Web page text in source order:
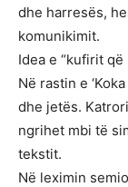
dhe harresës,
komunikimit.
Idea e “kufirit
Në rastin e
dhe jetës.
ngrihet mbi të
tekstit.
Në leximin